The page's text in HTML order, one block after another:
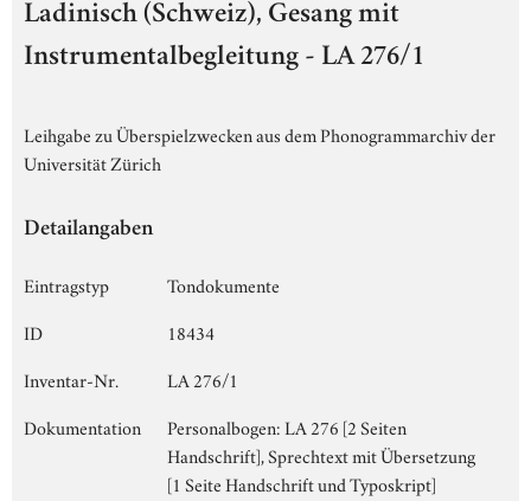
Ladinisch (Schweiz), Gesang mit
Instrumentalbegleitung - LA 276/1
Leihgabe zu Überspielzwecken aus dem Phonogrammarchiv der
Universität Zürich
Detailangaben
Eintragstyp
Tondokumente
ID
18434
Inventar-Nr.
LA 276/1
Dokumentation
Personalbogen: LA 276 [2 Seiten
Handschrift], Sprechtext mit Übersetzung
[1 Seite Handschrift und Typoskript]